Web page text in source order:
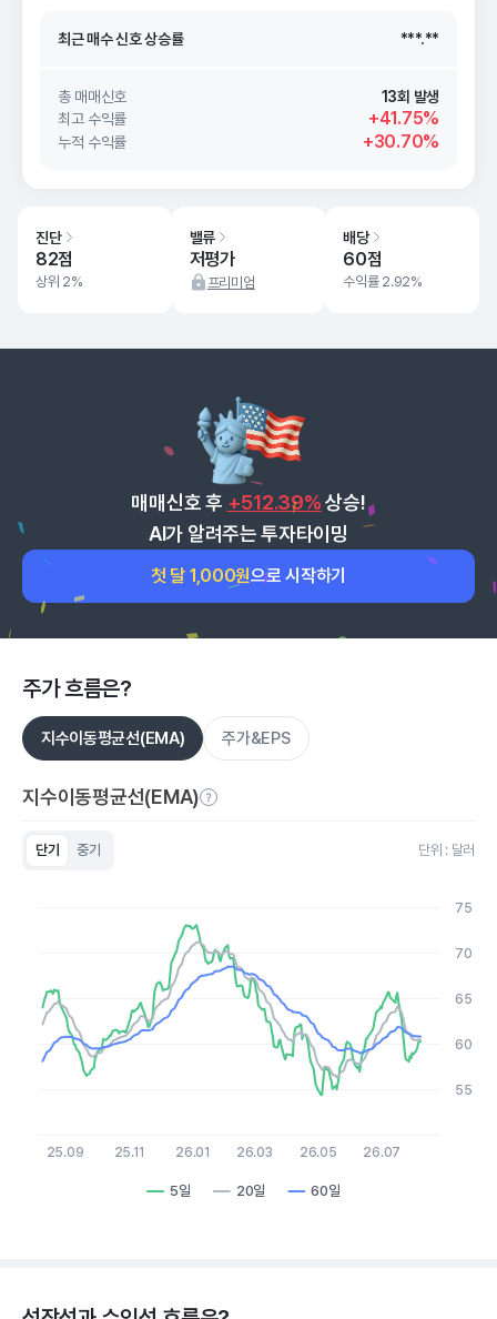
최근 매수 신호 상승률 ***.**
최근 매수 신호 ***.**
총 매매신호
13회 발생
최고 수익률
+41.75%
누적 수익률 +30.70%
진단
82점
상위 2%
밸류
저평가
프리미엄
배당
60점
수익률 2.92%
매매신호 후 +512.39% 상승!
AI가 알려주는 투자타이밍
첫 달 1,000원으로 시작하기
주가 흐름은?
지수이동평균선(EMA) 주가&EPS
지수이동평균선(EMA)
단기 중기 단위 : 달러
View as data table, Chart
The chart has 1 X axis displaying Time. Data ranges from
The chart has 1 Y axis displaying values. Data ranges from
5일 20일 60일
25.09 25.11 26.01 26.03 26.05 26.07
55
60
65
70
75